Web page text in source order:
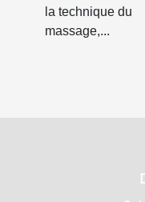
la technique du
massage,...